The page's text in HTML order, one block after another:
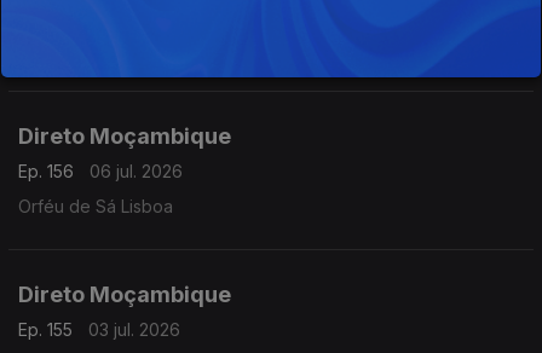
Direto Moçambique
Ep. 156
06 jul. 2026
Orféu de Sá Lisboa
Direto Moçambique
Ep. 155
03 jul. 2026